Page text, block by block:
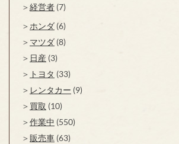
経営者 (7)
ホンダ (6)
マツダ (8)
日産 (3)
トヨタ (33)
レンタカー (9)
買取 (10)
作業中 (550)
販売車 (63)